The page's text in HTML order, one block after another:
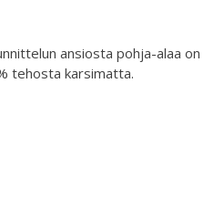
ansiosta pohja-alaa on
tehosta karsimatta.